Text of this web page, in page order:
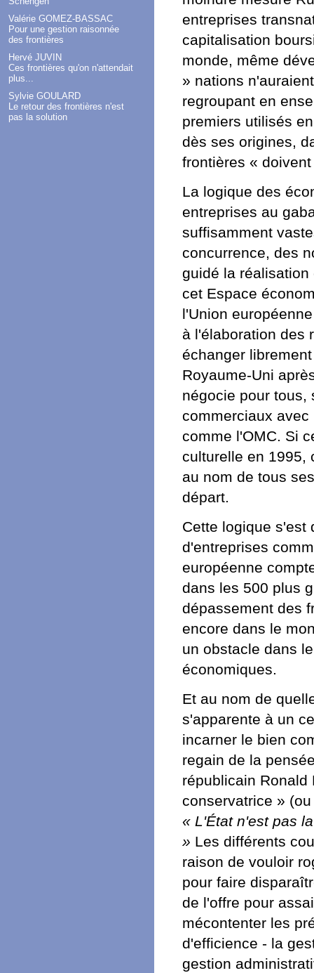
Valérie GOMEZ-BASSAC
Pour une gestion raisonnée
des frontières
Hervé JUVIN
Ces frontières qu'on n'attendait
plus...
Sylvie GOULARD
Le retour des frontières n'est
pas la solution
entreprises
capitalisation
monde, même
» nations
regroupant en
premiers utilisés
dès ses origines,
frontières «
La logique des
entreprises au
suffisamment
concurrence, des
guidé la
cet Espace
l'Union
à l'élaboration des
échanger
Royaume-Uni
négocie pour tous,
commerciaux
comme l'OMC. Si
culturelle en 1995,
au nom de tous
départ.
Cette logique s'est
d'entreprises
européenne
dans les 500 plus
dépassement des
encore dans le
un obstacle dans
économiques.
Et au nom de
s'apparente à un
incarner le bien
regain de la
républicain
conservatrice »
« L'État n'est pas
» Les différents
raison de vouloir
pour faire
de l'offre pour
mécontenter les
d'efficience - la
gestion